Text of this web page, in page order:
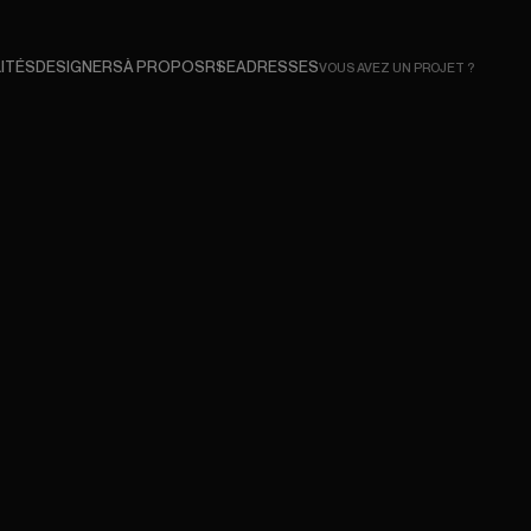
DESIGNERSÀ PROPOSRSEADRESSESVOUS AVEZ UN PROJET ?